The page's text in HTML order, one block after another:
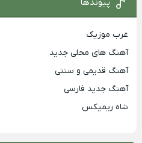
غرب موزیک
آهنگ های محلی جدید
آهنگ قدیمی و سنتی
آهنگ جدید فارسی
شاه ریمیکس